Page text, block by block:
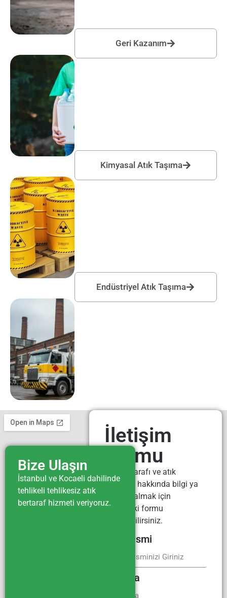
Geri Kazanım
Kimyasal Atık Taşıma
Endüstriyel Atık Taşıma
Bize Ulaşın
İstanbul ve Kocaeli dahilinde
tehlikeli tehlikesiz atık
bertaraf hizmeti veriyoruz.
İletişim
Formu
Atık bertarafı ve atık
yönetimi hakkında bilgi ya
da fiyat almak için
aşağıdaki formu
kullanabilirsiniz.
Firma İsmi
E-Posta